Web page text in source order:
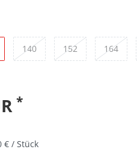
140 152 164
*
€ / Stück